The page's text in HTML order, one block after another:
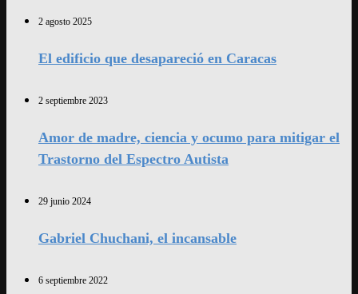
2 agosto 2025
El edificio que desapareció en Caracas
2 septiembre 2023
Amor de madre, ciencia y ocumo para mitigar el
Trastorno del Espectro Autista
29 junio 2024
Gabriel Chuchani, el incansable
6 septiembre 2022